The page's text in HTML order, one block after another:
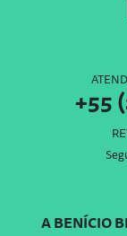
+55
A BENÍCIO